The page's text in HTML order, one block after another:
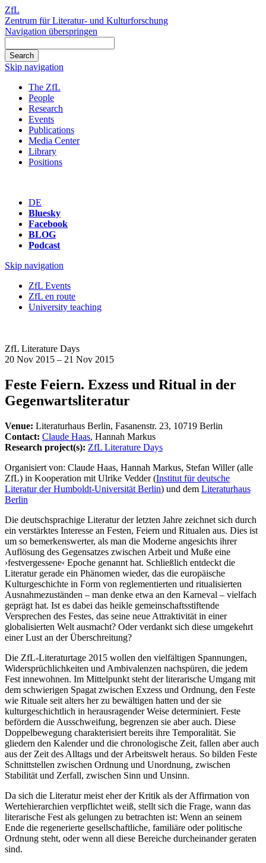
ZfL
Zentrum für Literatur- und Kulturforschung
Navigation überspringen
Skip navigation
The ZfL
People
Research
Events
Publications
Media Center
Library
Positions
DE
Bluesky
Facebook
BLOG
Podcast
Skip navigation
ZfL Events
ZfL en route
University teaching
ZfL Literature Days
20 Nov 2015 – 21 Nov 2015
Feste Feiern. Exzess und Ritual in der
Gegenwartsliteratur
Venue: Literaturhaus Berlin, Fasanenstr. 23, 10719 Berlin
Contact: Claude Haas, Hannah Markus
Research project(s): ZfL Literature Days
Organisiert von: Claude Haas, Hannah Markus, Stefan Willer (alle
ZfL) in Kooperation mit Ulrike Vedder (Institut für deutsche
Literatur der Humboldt-Universität Berlin) und dem Literaturhaus
Berlin
Die deutschsprachige Literatur der letzten Jahre zeichnet sich durch
ein verstärktes Interesse an Festen, Feiern und Ritualen aus. Dies ist
um so bemerkenswerter, als man die Moderne angesichts ihrer
Auflösung des Gegensatzes zwischen Arbeit und Muße eine
›festvergessene‹ Epoche genannt hat. Schließlich entdeckt die
Literatur gerade ein Phänomen wieder, das die europäische
Kulturgeschichte in Form von reglementierten und ritualisierten
Ausnahmezuständen – man denke etwa an den Karneval – vielfach
geprägt hat. Ist es dabei das heikle gemeinschaftsstiftende
Versprechen des Festes, das seine neue Attraktivität in einer
globalisierten Welt ausmacht? Oder verdankt sich diese umgekehrt
einer Lust an der Überschreitung?
Die ZfL-Literaturtage 2015 wollen den vielfältigen Spannungen,
Widersprüchlichkeiten und Ambivalenzen nachspüren, die jedem
Fest innewohnen. Im Mittelpunkt steht der literarische Umgang mit
dem schwierigen Spagat zwischen Exzess und Ordnung, den Feste
wie Rituale seit alters her zu bewältigen hatten und der sie
kulturgeschichtlich in herausragender Weise determiniert. Feste
befördern die Ausschweifung, begrenzen sie aber auch. Diese
Doppelbewegung charakterisiert bereits ihre Temporalität. Sie
gliedern den Kalender und die chronologische Zeit, fallen aber auch
aus der Zeit des Alltags und der Arbeitswelt heraus. So bilden Feste
Schnittstellen zwischen Ordnung und Unordnung, zwischen
Stabilität und Zerfall, zwischen Sinn und Unsinn.
Da sich die Literatur meist eher der Kritik als der Affirmation von
Wertehierarchien verpflichtet weiß, stellt sich die Frage, wann das
literarische Fest als gelungen zu betrachten ist: Wenn an seinem
Ende die regenerierte gesellschaftliche, familiäre oder politische
Ordnung steht, oder wenn all diese Bereiche durcheinander geraten
sind.